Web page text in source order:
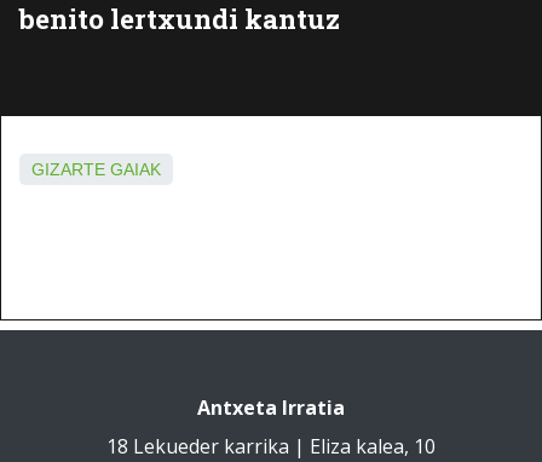
benito lertxundi kantuz
GIZARTE GAIAK
Antxeta Irratia
18 Lekueder karrika | Eliza kalea, 10